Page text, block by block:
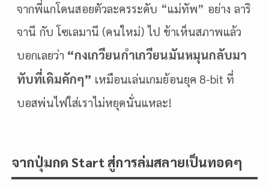
จากพี่แกโดนสอยตัวละครระดับ “แม่ทัพ” อย่าง ลาริ
จานี กับ โซเลมานี (คนใหม่) ไป ข้าเห็นสภาพแล้ว
บอกเลยว่า “กงเกวียนกำเกวียนมันหมุนกลับมา
ทับที่เดิมคักๆ” เหมือนเล่นเกมย้อนยุค 8-bit ที่
บอสพ่นไฟใส่เราไม่หยุดนั่นแหละ!
จากปุ่มกด Start สู่การล่มสลายเป็นทอดๆ